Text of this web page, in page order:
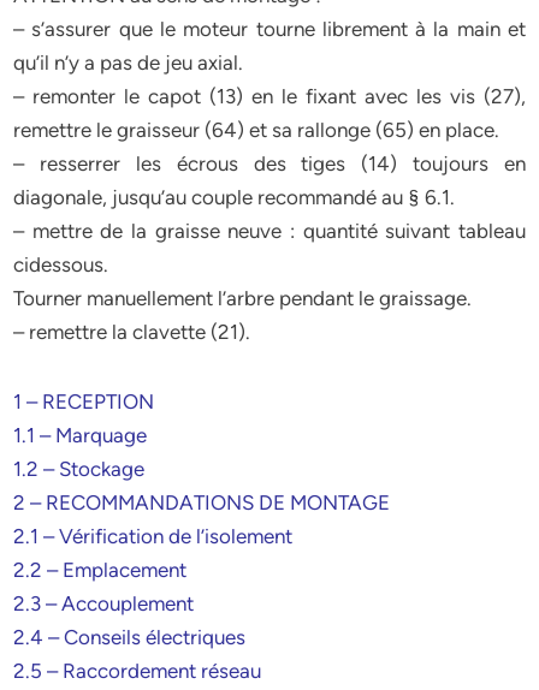
– s’assurer que le moteur tourne librement à la main et
qu’il n’y a pas de jeu axial.
– remonter le capot (13) en le fixant avec les vis (27),
remettre le graisseur (64) et sa rallonge (65) en place.
– resserrer les écrous des tiges (14) toujours en
diagonale, jusqu’au couple recommandé au § 6.1.
– mettre de la graisse neuve : quantité suivant tableau
cidessous.
Tourner manuellement l’arbre pendant le graissage.
– remettre la clavette (21).
1 – RECEPTION
1.1 – Marquage
1.2 – Stockage
2 – RECOMMANDATIONS DE MONTAGE
2.1 – Vérification de l’isolement
2.2 – Emplacement
2.3 – Accouplement
2.4 – Conseils électriques
2.5 – Raccordement réseau